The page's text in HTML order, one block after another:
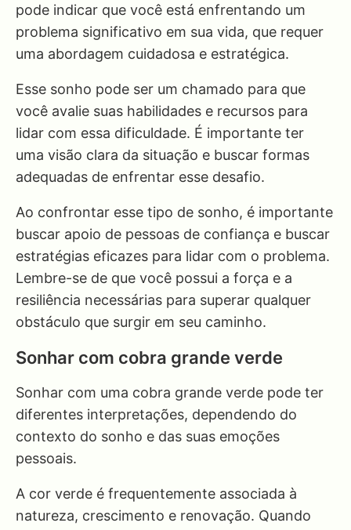
pode indicar que você está enfrentando um
problema significativo em sua vida, que requer
uma abordagem cuidadosa e estratégica.
Esse sonho pode ser um chamado para que
você avalie suas habilidades e recursos para
lidar com essa dificuldade. É importante ter
uma visão clara da situação e buscar formas
adequadas de enfrentar esse desafio.
Ao confrontar esse tipo de sonho, é importante
buscar apoio de pessoas de confiança e buscar
estratégias eficazes para lidar com o problema.
Lembre-se de que você possui a força e a
resiliência necessárias para superar qualquer
obstáculo que surgir em seu caminho.
Sonhar com cobra grande verde
Sonhar com uma cobra grande verde pode ter
diferentes interpretações, dependendo do
contexto do sonho e das suas emoções
pessoais.
A cor verde é frequentemente associada à
natureza, crescimento e renovação. Quando